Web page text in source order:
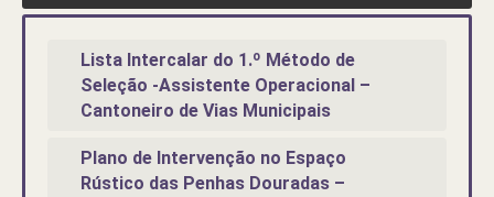
Lista Intercalar do 1.º Método de
Seleção -Assistente Operacional –
Cantoneiro de Vias Municipais
Plano de Intervenção no Espaço
Rústico das Penhas Douradas –